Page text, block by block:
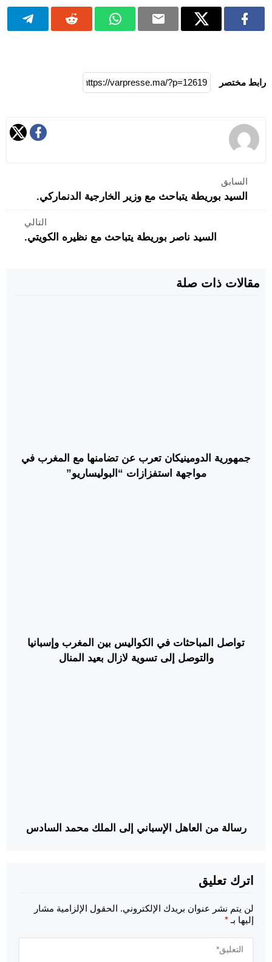
رابط مختصر
السابق
السيد بوريطة يتباحث مع وزير الخارجية الدنماركي.
التالي
السيد ناصر بوريطة يتباحث مع نظيره الكويتي.
مقالات ذات صلة
جمهورية الدومينيكان تعرب عن تضامنها مع المغرب في
مواجهة استفزازات “البوليساريو”
تواصل المباحثات في الكواليس بين المغرب وإسبانيا
والتوصل إلى تسوية لازال بعيد المنال
رسالة من العاهل الإسباني إلى الملك محمد السادس
اترك تعليق
لن يتم نشر عنوان بريدك الإلكتروني. الحقول الإلزامية مشار
إليها بـ *